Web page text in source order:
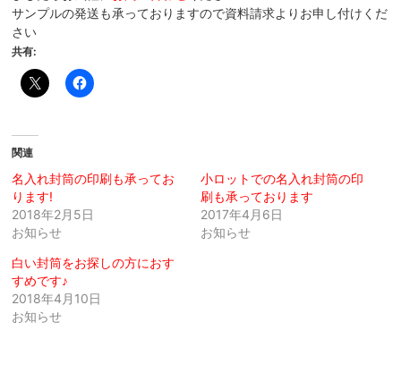
サンプルの発送も承っておりますので資料請求よりお申し付けくだ
さい
共有:
関連
名入れ封筒の印刷も承ってお
ります!
2018年2月5日
お知らせ
小ロットでの名入れ封筒の印
刷も承っております
2017年4月6日
お知らせ
白い封筒をお探しの方におす
すめです♪
2018年4月10日
お知らせ